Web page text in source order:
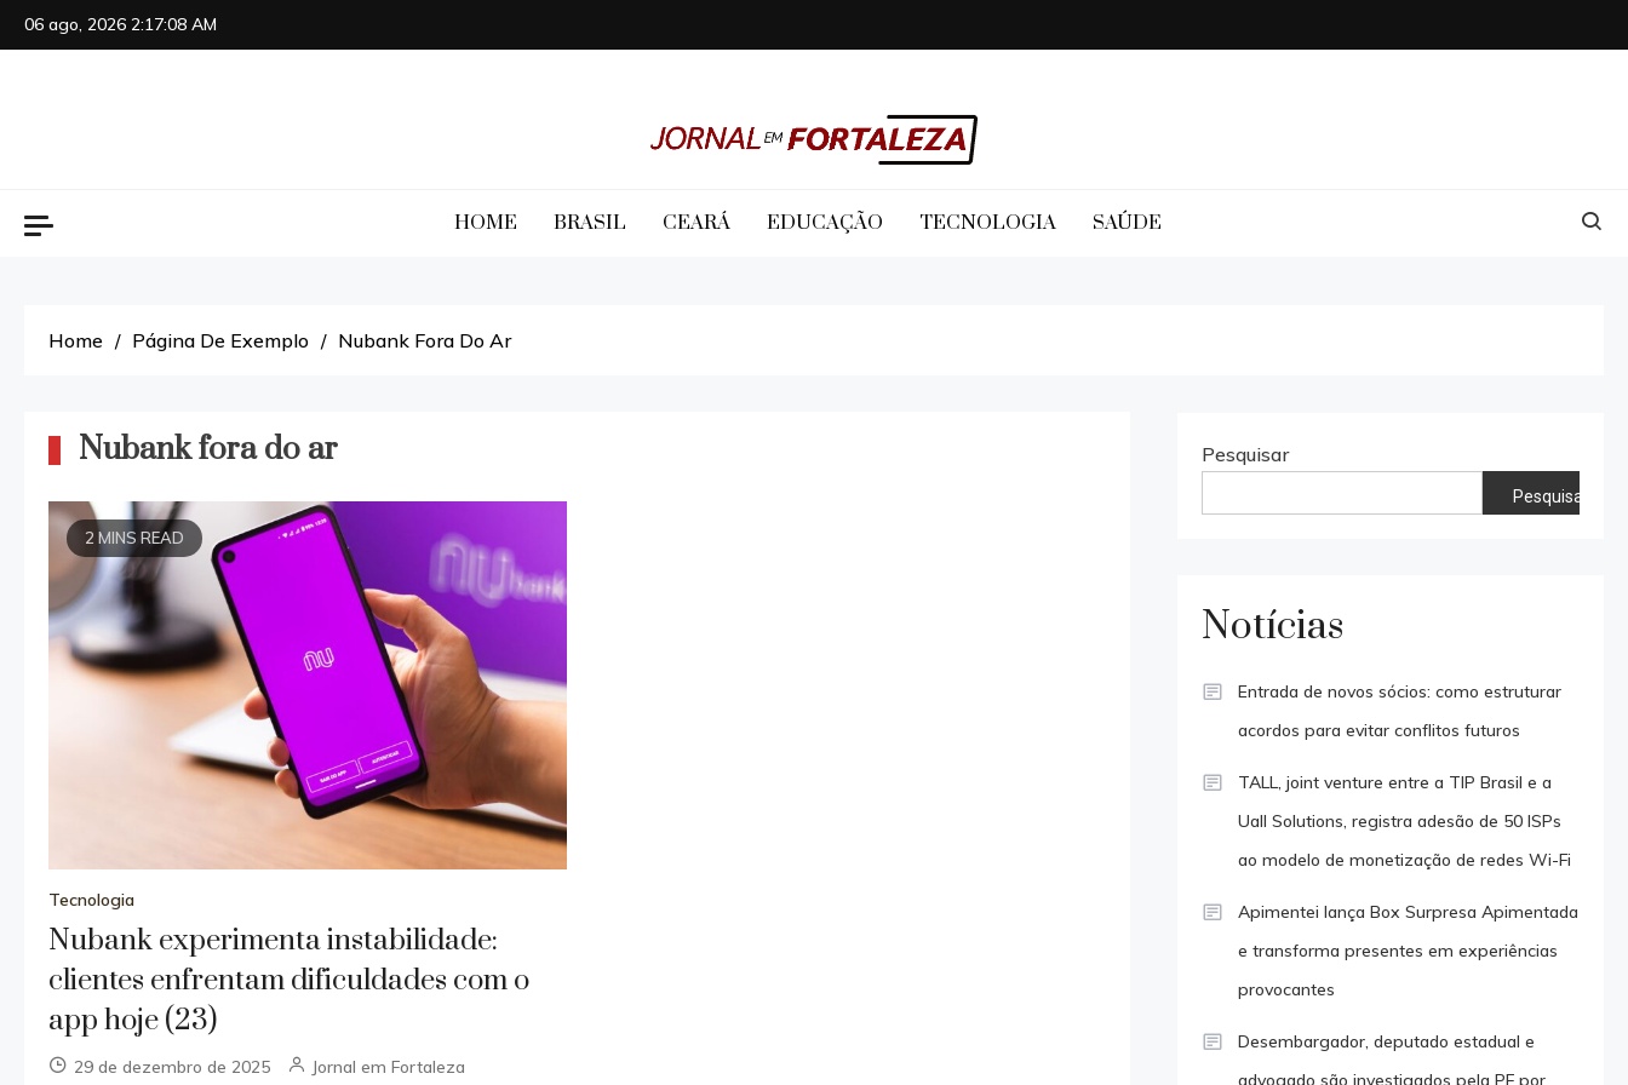
Skip
to
06 ago, 2026 2:17:08 AM
Jornal em Fortaleza
HOME BRASIL CEARÁ EDUCAÇÃO TECNOLOGIA SAÚDE
Home Página De Exemplo Nubank Fora Do Ar
Nubank fora do ar
2 MINS READ
Tecnologia
Nubank experimenta instabilidade:
clientes enfrentam dificuldades com o
app hoje (23)
29 de dezembro de 2025 Jornal em Fortaleza
Pesquisar
Pesquisar
Notícias
Entrada de novos sócios: como estruturar
acordos para evitar conflitos futuros
TALL, joint venture entre a TIP Brasil e a
Uall Solutions, registra adesão de 50 ISPs
ao modelo de monetização de redes Wi-Fi
Apimentei lança Box Surpresa Apimentada
e transforma presentes em experiências
provocantes
Desembargador, deputado estadual e
advogado são investigados pela PF por